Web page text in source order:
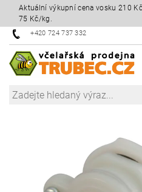
Aktuální výkupní cena vosku 210
75 Kč/kg.
+420 724 737 332